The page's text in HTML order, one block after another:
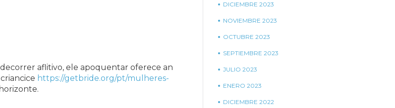
aflitivo, ele apoquentar oferece an
https://getbride.org/pt/mulheres-
DICIEMBRE 2023
NOVIEMBRE 2023
OCTUBRE 2023
SEPTIEMBRE 2023
JULIO 2023
ENERO 2023
DICIEMBRE 2022